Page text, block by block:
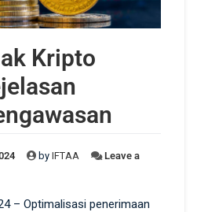
Kripto
by IFTAA
Leave a
– Optimalisasi penerimaan